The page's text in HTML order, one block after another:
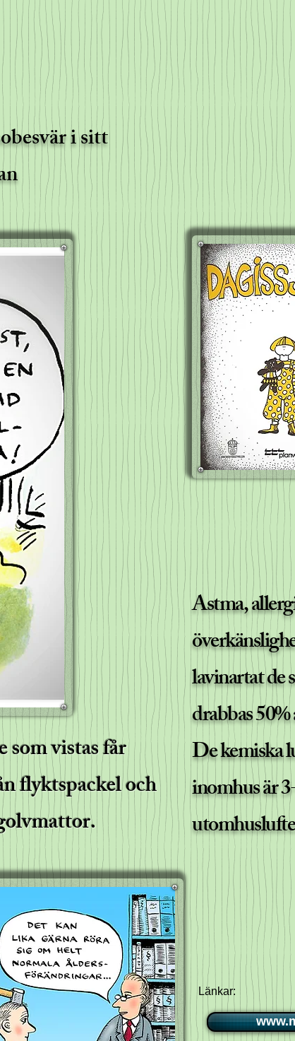
i sitt
vistas får
flyktspackel och
Astma,
lavinartat de
drabbas
De kemiska
inomhus är
Länkar: